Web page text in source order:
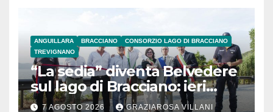
ANGUILLARA BRACCIANO
CONSORZIO LAGO DI BRACCIANO
TREVIGNANO
“La sedia” diventa Belvedere
sul lago di Bracciano: ieri
l’inaugurazione
7 AGOSTO 2026 GRAZIAROSA VILLANI